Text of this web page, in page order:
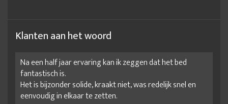
Klanten aan het woord
Na een half jaar ervaring kan ik zeggen dat het bed
fantastisch is.
Het is bijzonder solide, kraakt niet, was redelijk snel en
eenvoudig in elkaar te zetten.